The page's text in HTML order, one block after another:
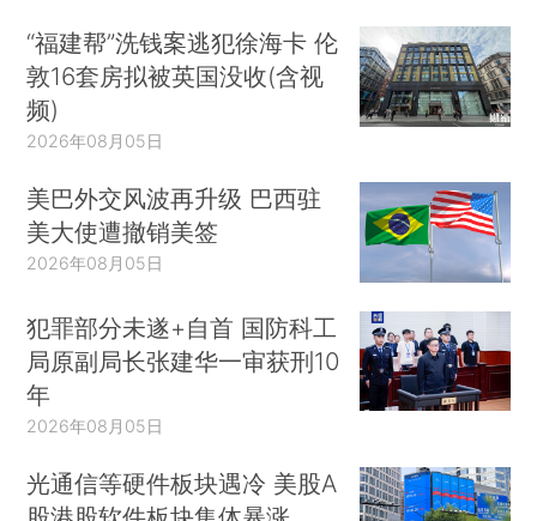
“福建帮”洗钱案逃犯徐海卡 伦
敦16套房拟被英国没收(含视
频)
2026年08月05日
美巴外交风波再升级 巴西驻
美大使遭撤销美签
2026年08月05日
犯罪部分未遂+自首 国防科工
局原副局长张建华一审获刑10
年
2026年08月05日
光通信等硬件板块遇冷 美股A